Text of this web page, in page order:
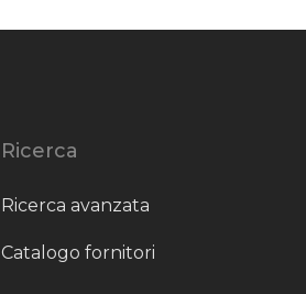
Ricerca
Ricerca avanzata
Catalogo fornitori